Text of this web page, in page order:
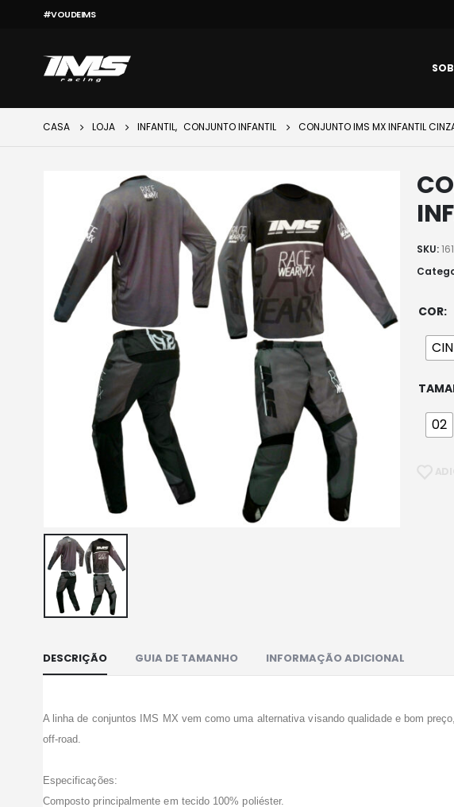
#VOUDEIMS
CASA LOJA INFANTIL, CONJUNTO INFANTIL CONJUNTO IMS MX INFANTIL
SKU:
COR
02
DESCRIÇÃO GUIA DE TAMANHO INFORMAÇÃO ADICIONAL
A linha de conjuntos IMS MX vem como uma alternativa visando qualidade e bom
off-road.
Especificações:
Composto principalmente em tecido 100% poliéster.